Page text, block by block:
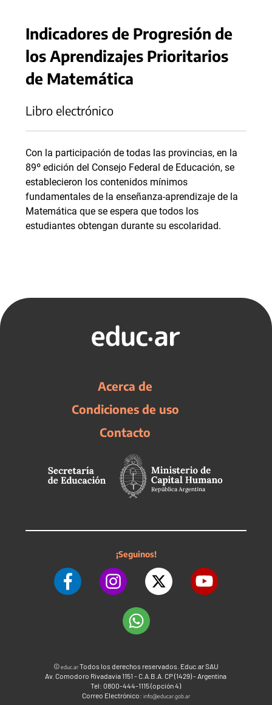
Indicadores de Progresión de
los Aprendizajes Prioritarios
de Matemática
Libro electrónico
Con la participación de todas las provincias, en la
89º edición del Consejo Federal de Educación, se
establecieron los contenidos mínimos
fundamentales de la enseñanza-aprendizaje de la
Matemática que se espera que todos los
estudiantes obtengan durante su escolaridad.
Acerca de
Condiciones de uso
Contacto
¡Seguinos!
©educ.arTodos los derechos reservados. Educ.ar SAU
Av. Comodoro Rivadavia 1151 - C.A.B.A. CP (1429) - Argentina
Tel: 0800-444-1115 (opción 4)
Correo Electrónico: info@educar.gob.ar